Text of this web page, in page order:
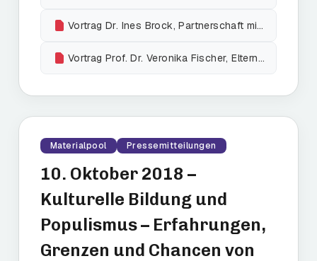
Vortrag Dr. Ines Brock, Partnerschaft mit Eltern
Vortrag Prof. Dr. Veronika Fischer, Eltern mit Zuwanderungsgeschichte stärken
Materialpool Pressemitteilungen
10. Oktober 2018 –
Kulturelle Bildung und
Populismus – Erfahrungen,
Grenzen und Chancen von